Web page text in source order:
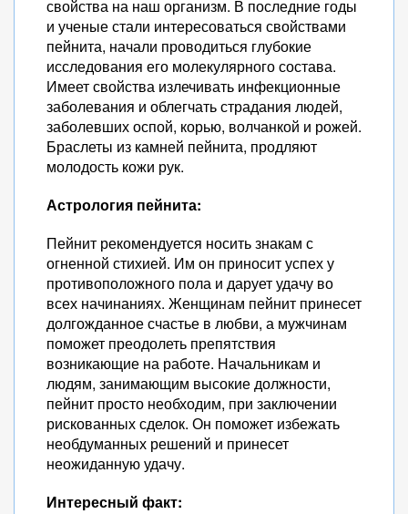
свойства на наш организм. В последние годы
и ученые стали интересоваться свойствами
пейнита, начали проводиться глубокие
исследования его молекулярного состава.
Имеет свойства излечивать инфекционные
заболевания и облегчать страдания людей,
заболевших оспой, корью, волчанкой и рожей.
Браслеты из камней пейнита, продляют
молодость кожи рук.
Астрология пейнита:
Пейнит рекомендуется носить знакам с
огненной стихией. Им он приносит успех у
противоположного пола и дарует удачу во
всех начинаниях. Женщинам пейнит принесет
долгожданное счастье в любви, а мужчинам
поможет преодолеть препятствия
возникающие на работе. Начальникам и
людям, занимающим высокие должности,
пейнит просто необходим, при заключении
рискованных сделок. Он поможет избежать
необдуманных решений и принесет
неожиданную удачу.
Интересный факт: